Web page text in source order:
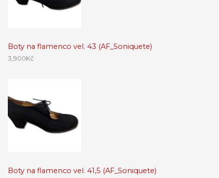
Boty na flamenco vel. 43 (AF_Soniquete)
3,900Kč
Boty na flamenco vel. 41,5 (AF_Soniquete)